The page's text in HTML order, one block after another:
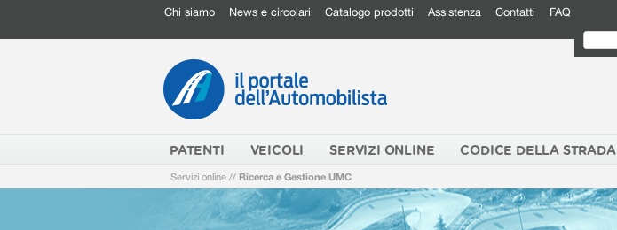
Chi siamo News e circolari Catalogo prodotti Assistenza Contatti FAQ
PATENTI VEICOLI SERVIZI ONLINE CODICE DELLA STRADA
Servizi online // Ricerca e Gestione UMC